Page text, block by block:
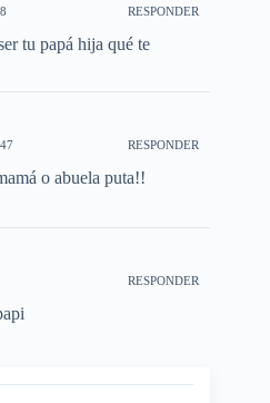
RESPONDER
tu papá hija qué te
RESPONDER
o abuela puta!!
RESPONDER